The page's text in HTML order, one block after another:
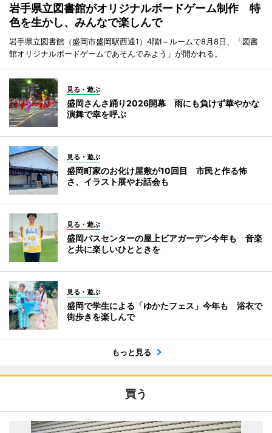
岩手県立図書館がオリジナルボードゲーム制作 特
色を生かし、みんなで楽しんで
岩手県立図書館（盛岡市盛岡駅西通1）4階I－ルームで8月8日、「図書
館オリジナルボードゲームであそんでみよう」が開かれる。
見る・遊ぶ
盛岡さんさ踊り2026開幕 雨にも負けず華やかな
演舞で幸を呼ぶ
見る・遊ぶ
盛岡町家のお化け屋敷が10回目 市民と作る怖
さ、イラスト展やお話会も
見る・遊ぶ
盛岡バスセンターの屋上ビアガーデン今年も 音楽
と共に楽しいひとときを
見る・遊ぶ
盛岡で学生による「ゆかたフェス」今年も 浴衣で
街歩きを楽しんで
もっと見る
買う